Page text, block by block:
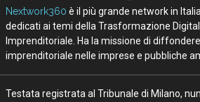
Nextwork360 è il più grande network in
dedicati ai temi della Trasformazione
Imprenditoriale. Ha la missione di
imprenditoriale nelle imprese e pubbliche
Testata registrata al Tribunale di Milano,